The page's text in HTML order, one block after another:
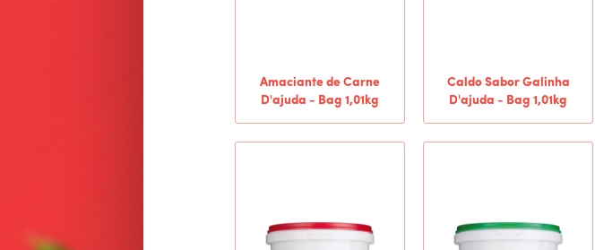
Amaciante de Carne
D'ajuda - Bag 1,01kg
Caldo Sabor Galinha
D'ajuda - Bag 1,01kg